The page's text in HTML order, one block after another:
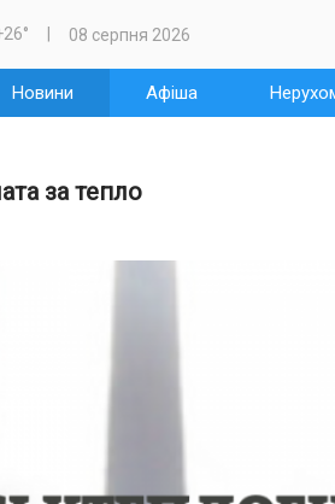
° 08 серпня 2026
Новини Афіша
за тепло